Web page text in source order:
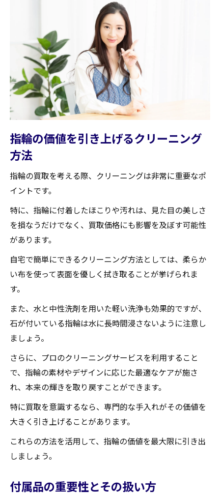
指輪の価値を引き上げるクリーニング
方法
指輪の買取を考える際、クリーニングは非常に重要なポ
イントです。
特に、指輪に付着したほこりや汚れは、見た目の美しさ
を損なうだけでなく、買取価格にも影響を及ぼす可能性
があります。
自宅で簡単にできるクリーニング方法としては、柔らか
い布を使って表面を優しく拭き取ることが挙げられま
す。
また、水と中性洗剤を用いた軽い洗浄も効果的ですが、
石が付いている指輪は水に長時間浸さないように注意し
ましょう。
さらに、プロのクリーニングサービスを利用すること
で、指輪の素材やデザインに応じた最適なケアが施さ
れ、本来の輝きを取り戻すことができます。
特に買取を意識するなら、専門的な手入れがその価値を
大きく引き上げることがあります。
これらの方法を活用して、指輪の価値を最大限に引き出
しましょう。
付属品の重要性とその扱い方